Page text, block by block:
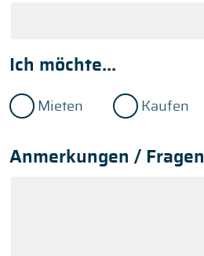
Ich möchte...
Mieten Kaufen
Anmerkungen / Fragen